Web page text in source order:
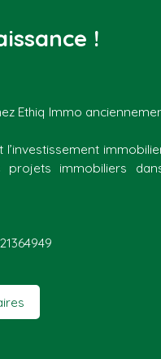
!
Ethiq Immo
immobiliers